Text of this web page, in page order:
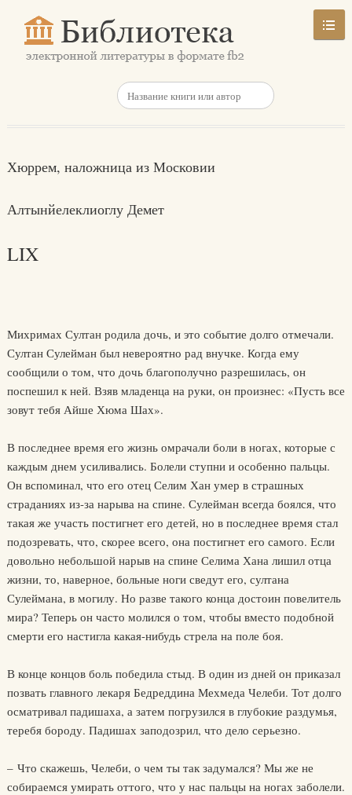
Хюррем, наложница из Московии
Алтынйелеклиоглу Демет
LIX
Михримах Султан родила дочь, и это событие долго отмечали.
Султан Сулейман был невероятно рад внучке. Когда ему
сообщили о том, что дочь благополучно разрешилась, он
поспешил к ней. Взяв младенца на руки, он произнес: «Пусть все
зовут тебя Айше Хюма Шах».
В последнее время его жизнь омрачали боли в ногах, которые с
каждым днем усиливались. Болели ступни и особенно пальцы.
Он вспоминал, что его отец Селим Хан умер в страшных
страданиях из-за нарыва на спине. Сулейман всегда боялся, что
такая же участь постигнет его детей, но в последнее время стал
подозревать, что, скорее всего, она постигнет его самого. Если
довольно небольшой нарыв на спине Селима Хана лишил отца
жизни, то, наверное, больные ноги сведут его, султана
Сулеймана, в могилу. Но разве такого конца достоин повелитель
мира? Теперь он часто молился о том, чтобы вместо подобной
смерти его настигла какая-нибудь стрела на поле боя.
В конце концов боль победила стыд. В один из дней он приказал
позвать главного лекаря Бедреддина Мехмеда Челеби. Тот долго
осматривал падишаха, а затем погрузился в глубокие раздумья,
теребя бороду. Падишах заподозрил, что дело серьезно.
– Что скажешь, Челеби, о чем ты так задумался? Мы же не
собираемся умирать оттого, что у нас пальцы на ногах заболели.